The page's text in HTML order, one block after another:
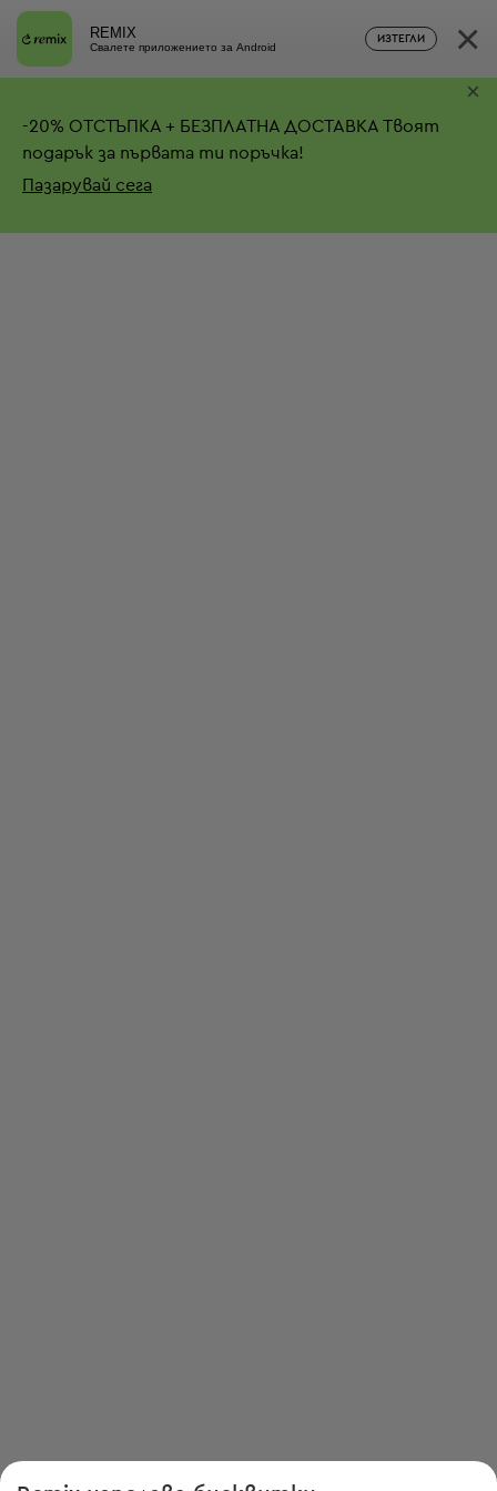
REMIX
Свалете приложението за Android
ИЗТЕГЛИ ×
-20% ОТСТЪПКА + БЕЗПЛАТНА ДОСТАВКА Твоят
подарък за първата ти поръчка!
Пазарувай сега
×